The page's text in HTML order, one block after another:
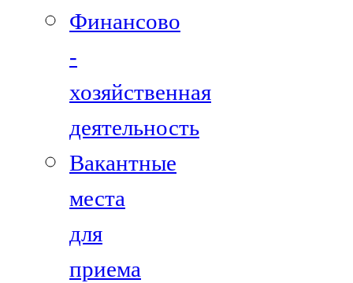
Финансово
-
хозяйственная
деятельность
Вакантные
места
для
приема